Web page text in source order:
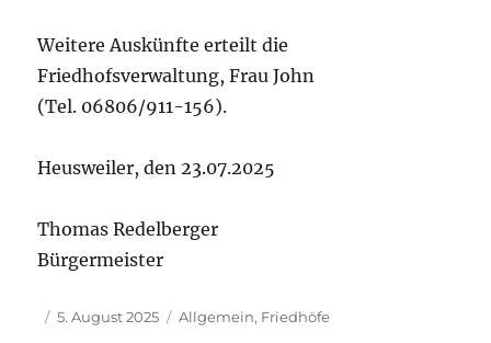
Weitere Auskünfte erteilt die
Friedhofsverwaltung, Frau John
(Tel. 06806/911-156).
Heusweiler, den 23.07.2025
Thomas Redelberger
Bürgermeister
Autor
Veröffentlicht
5. August 2025 Kategorien
Allgemein, Friedhöfe